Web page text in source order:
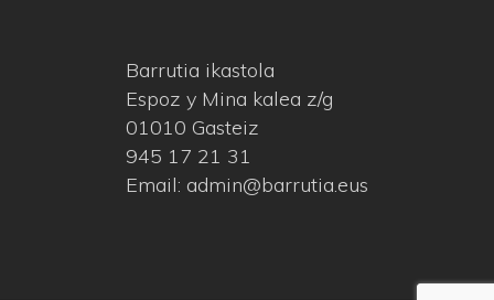
Barrutia ikastola
Espoz y Mina kalea z/g
01010 Gasteiz
945 17 21 31
Email: admin@barrutia.eus